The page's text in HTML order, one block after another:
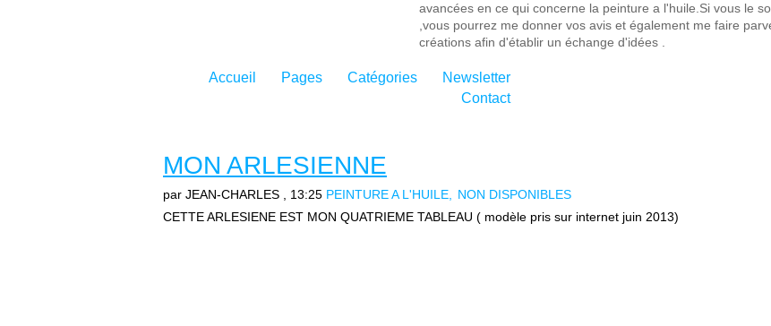
avancées en ce qui concerne la peinture a l'huile.Si vous le
,vous pourrez me donner vos avis et également me faire
créations afin d'établir un échange d'idées .
Accueil Pages Catégories
Newsletter
Contact
MON ARLESIENNE
par JEAN-CHARLES , 13:25 PEINTURE A L'HUILE
NON DISPONIBLES
CETTE ARLESIENE EST MON QUATRIEME TABLEAU ( modèle pris sur internet juin 2013)